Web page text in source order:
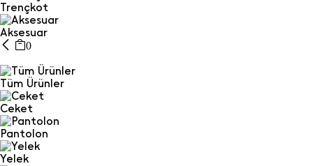
Trençkot
Aksesuar
0
Tüm Ürünler
Ceket
Pantolon
Yelek